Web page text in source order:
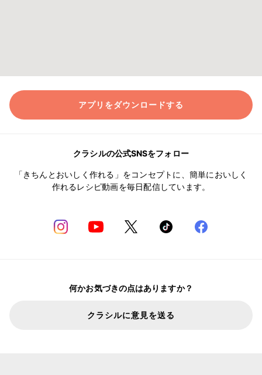
アプリをダウンロードする
クラシルの公式SNSをフォロー
「きちんとおいしく作れる」をコンセプトに、簡単においしく
作れるレシピ動画を毎日配信しています。
何かお気づきの点はありますか？
クラシルに意見を送る